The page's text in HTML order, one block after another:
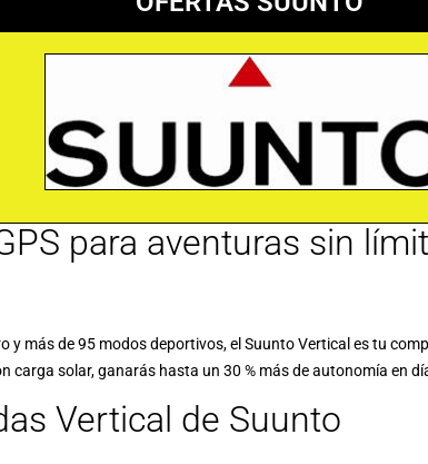
para aventuras sin
y más de 95 modos deportivos, el Suunto Vertical es tu
carga solar, ganarás hasta un 30 % más de autonomía en
Vertical de Suunto